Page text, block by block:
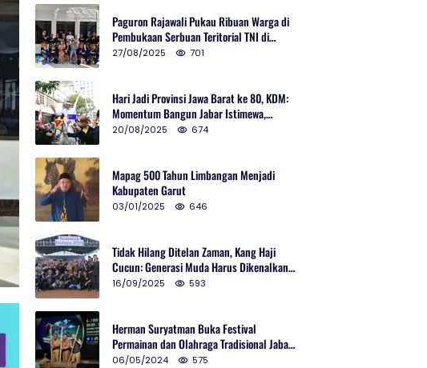
Paguron Rajawali Pukau Ribuan Warga di
Pembukaan Serbuan Teritorial TNI di
Cibatu
27/08/2025 701
Hari Jadi Provinsi Jawa Barat ke 80, KDM:
Momentum Bangun Jabar Istimewa,
Lembur di Urus Kota Ditata
20/08/2025 674
Mapag 500 Tahun Limbangan Menjadi
Kabupaten Garut
03/01/2025 646
Tidak Hilang Ditelan Zaman, Kang Haji
Cucun: Generasi Muda Harus Dikenalkan
Pencak Silat
16/09/2025 593
Herman Suryatman Buka Festival
Permainan dan Olahraga Tradisional Jabar
2024 di Gedung Teater Tertutup
06/05/2024 575